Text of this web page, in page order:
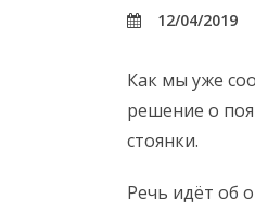
12/04/2019
Как мы уже
решение о
стоянки.
Речь идёт об